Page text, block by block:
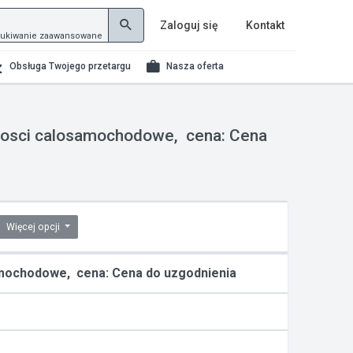
zaawansowane
Zaloguj się Kontakt
Obsługa Twojego przetargu Nasza oferta
calosamochodowe, cena: Cena
Więcej opcji
cena: Cena do uzgodnienia